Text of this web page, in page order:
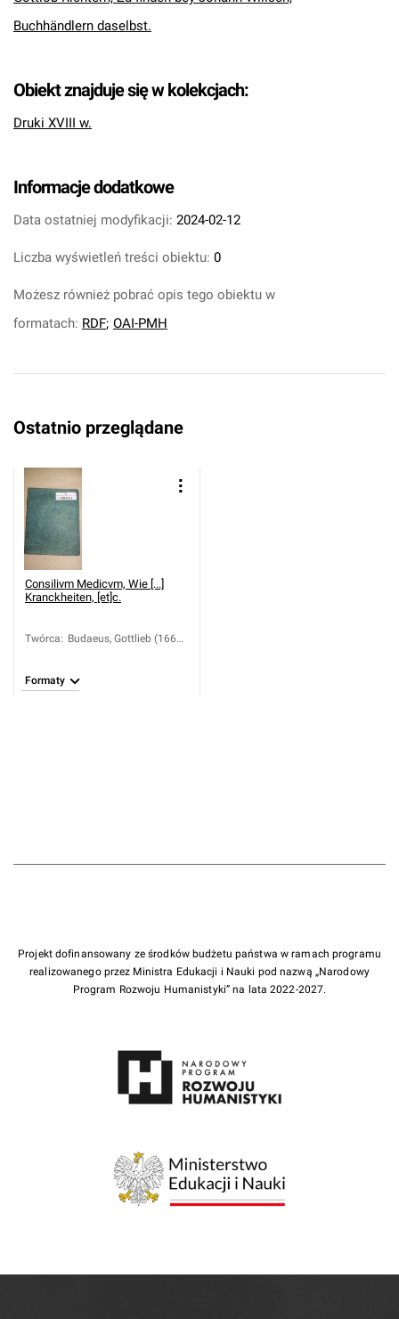
Buchhändlern daselbst.
Obiekt znajduje się w kolekcjach:
Druki XVIII w.
Informacje dodatkowe
Data ostatniej modyfikacji: 2024-02-12
Liczba wyświetleń treści obiektu: 0
Możesz również pobrać opis tego obiektu w
formatach: RDF; OAI-PMH
Ostatnio przeglądane
Consilivm Medicvm, Wie [...]
Kranckheiten, [et]c.
Twórca: Budaeus, Gottlieb (1664-
Formaty
Projekt dofinansowany ze środków budżetu państwa w ramach programu
realizowanego przez Ministra Edukacji i Nauki pod nazwą „Narodowy
Program Rozwoju Humanistyki” na lata 2022-2027.